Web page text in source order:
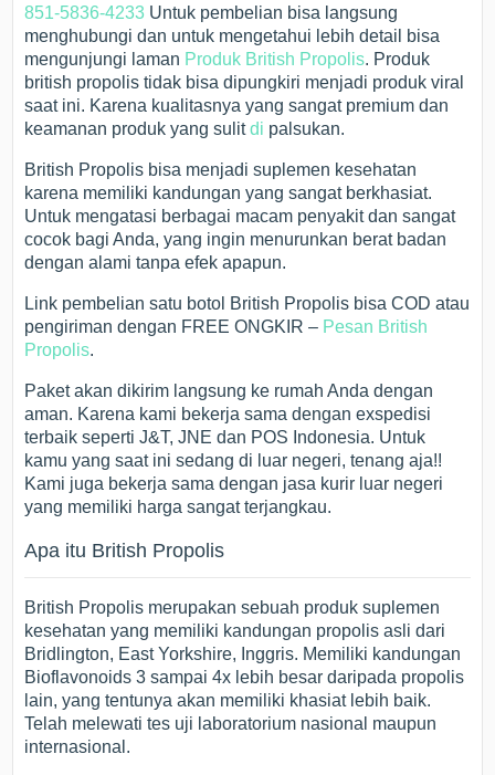
851-5836-4233 Untuk pembelian bisa langsung
menghubungi dan untuk mengetahui lebih detail bisa
mengunjungi laman Produk British Propolis. Produk
british propolis tidak bisa dipungkiri menjadi produk viral
saat ini. Karena kualitasnya yang sangat premium dan
keamanan produk yang sulitdi palsukan.
British Propolis bisa menjadi suplemen kesehatan
karena memiliki kandungan yang sangat berkhasiat.
Untuk mengatasi berbagai macam penyakit dan sangat
cocok bagi Anda, yang ingin menurunkan berat badan
dengan alami tanpa efek apapun.
Link pembelian satu botol British Propolis bisa COD atau
pengiriman dengan FREE ONGKIR – Pesan British
Propolis.
Paket akan dikirim langsung ke rumah Anda dengan
aman. Karena kami bekerja sama dengan exspedisi
terbaik seperti J&T, JNE dan POS Indonesia. Untuk
kamu yang saat ini sedang di luar negeri, tenang aja!!
Kami juga bekerja sama dengan jasa kurir luar negeri
yang memiliki harga sangat terjangkau.
Apa itu British Propolis
British Propolis merupakan sebuah produk suplemen
kesehatan yang memiliki kandungan propolis asli dari
Bridlington, East Yorkshire, Inggris. Memiliki kandungan
Bioflavonoids 3 sampai 4x lebih besar daripada propolis
lain, yang tentunya akan memiliki khasiat lebih baik.
Telah melewati tes uji laboratorium nasional maupun
internasional.